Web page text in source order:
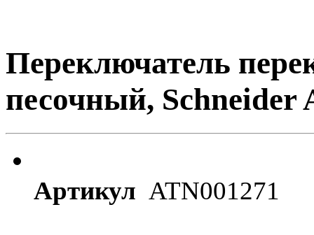
Переключатель
песочный, Schneider
Артикул ATN001271